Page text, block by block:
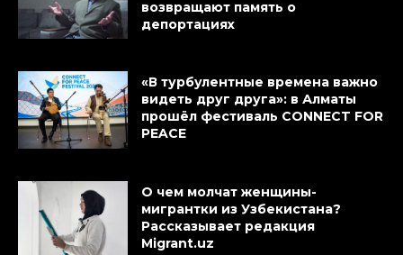
возвращают память о
депортациях
«В турбулентные времена важно
видеть друг друга»: в Алматы
прошёл фестиваль CONNECT FOR
PEACE
О чем молчат женщины-
мигрантки из Узбекистана?
Рассказывает редакция
Migrant.uz